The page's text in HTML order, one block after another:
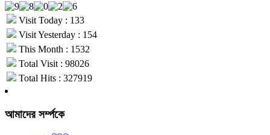
Visit Today : 133
Visit Yesterday : 154
This Month : 1532
Total Visit : 98026
Total Hits : 327919
আমাদের সর্ম্পকে